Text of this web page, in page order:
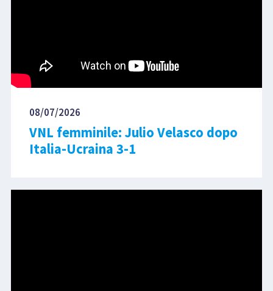
08/07/2026
VNL femminile: Julio Velasco dopo
Italia-Ucraina 3-1